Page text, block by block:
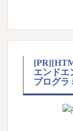
エンドエ
プログラ